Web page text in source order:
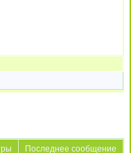
Последнее сообщение